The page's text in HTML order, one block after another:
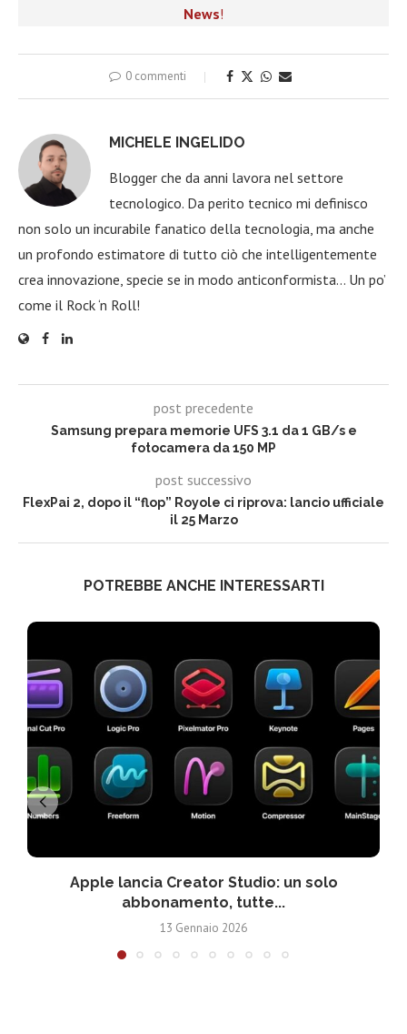
News!
0 commenti
MICHELE INGELIDO
Blogger che da anni lavora nel settore
tecnologico. Da perito tecnico mi definisco
non solo un incurabile fanatico della tecnologia, ma anche
un profondo estimatore di tutto ciò che intelligentemente
crea innovazione, specie se in modo anticonformista… Un po’
come il Rock ‘n Roll!
post precedente
Samsung prepara memorie UFS 3.1 da 1 GB/s e
fotocamera da 150 MP
post successivo
FlexPai 2, dopo il “flop” Royole ci riprova: lancio ufficiale
il 25 Marzo
POTREBBE ANCHE INTERESSARTI
Apple lancia Creator Studio: un solo
abbonamento, tutte...
13 Gennaio 2026